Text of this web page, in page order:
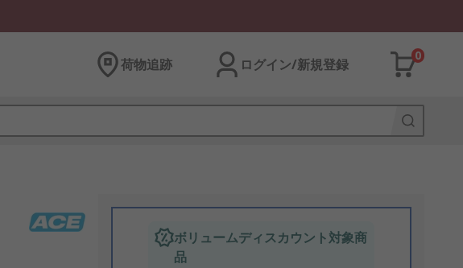
荷物追跡 ログイン/新規登録
0
ボリュームディスカウント対象商
品